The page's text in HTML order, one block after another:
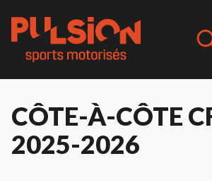
CÔTE-À-CÔTE
2025-2026